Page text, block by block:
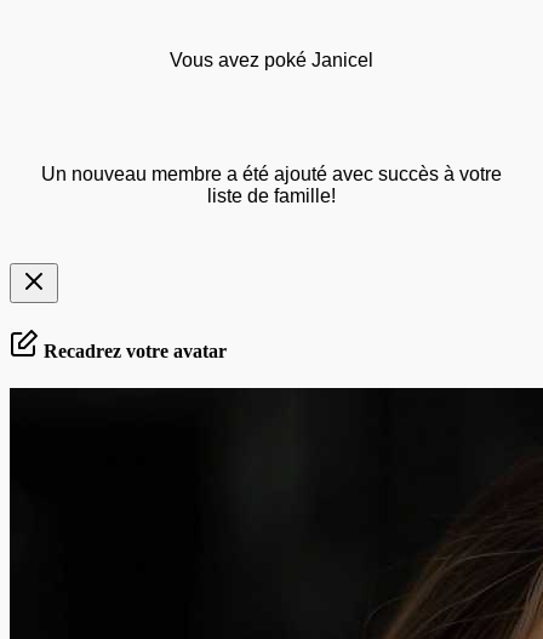
Vous avez poké Janicel
Un nouveau membre a été ajouté avec succès à votre
liste de famille!
Recadrez votre avatar